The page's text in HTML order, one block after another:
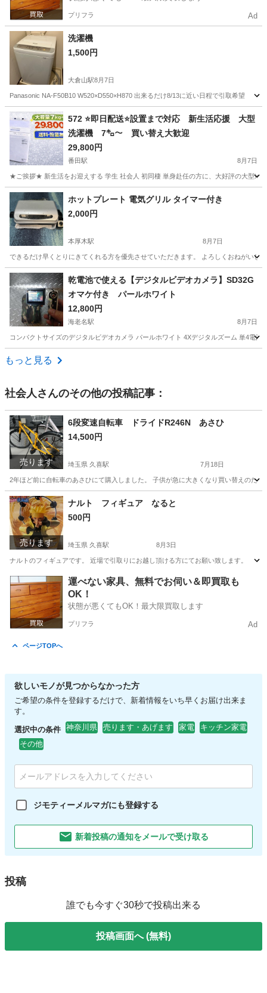
プリフラ Ad
洗濯機
1,500円
大倉山駅8月7日
Panasonic NA-F50B10 W520×D550×H870 出来るだけ8/13に近い日程で引取希望
神奈川 横浜市 大倉山駅 生活家電
572 ⭐️即日配送⭐️設置まで対応 新生活応援 大型
洗濯機 7㌔〜 買い替え大歓迎
29,800円
番田駅 8月7日
★ご挨拶★ 新生活をお迎えする 学生 社会人 初同棲 単身赴任の方に、大好評の大型冷
神奈川 愛甲郡 番田駅 生活家電 商品
ホットプレート 電気グリル タイマー付き
2,000円
本厚木駅 8月7日
できるだけ早くとりにきてくれる方を優先させていただきます。 よろしくおねがいし
神奈川 厚木市 本厚木駅 キッチン家電
乾電池で使える【デジタルビデオカメラ】SD32G
オマケ付き パールホワイト
12,800円
海老名駅 8月7日
コンパクトサイズのデジタルビデオカメラ パールホワイト 4Xデジタルズーム 単4電
神奈川 海老名市
もっと見る
社会人さんのその他の投稿記事：
売ります
6段変速自転車 ドライドR246N あさひ
14,500円
埼玉県 久喜駅 7月18日
2年ほど前に自転車のあさひにて購入しました。 子供が急に大きくなり買い替えのた
埼玉 久喜市 久喜駅 ロードバイク
売ります
ナルト フィギュア なると
500円
埼玉県 久喜駅 8月3日
ナルトのフィギュアです。 近場で引取りにお越し頂ける方にてお願い致します。
埼玉 久喜市 久喜駅 フィギュア
運べない家具、無料でお伺い＆即買取も
OK！
状態が悪くてもOK！最大限買取します
プリフラ Ad
ページTOPへ
欲しいモノが見つからなかった方
ご希望の条件を登録するだけで、新着情報をいち早くお届け出来ま
す。
選択中の条件 神奈川県 売ります・あげます 家電
キッチン家電
その他
ジモティーメルマガにも登録する
新着投稿の通知をメールで受け取る
投稿
誰でも今すぐ30秒で投稿出来る
投稿画面へ (無料)